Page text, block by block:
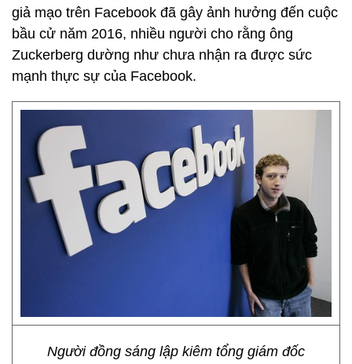
giả mạo trên Facebook đã gây ảnh hưởng đến cuộc
bầu cử năm 2016, nhiều người cho rằng ông
Zuckerberg dường như chưa nhận ra được sức
mạnh thực sự của Facebook.
Người đồng sáng lập kiêm tổng giám đốc